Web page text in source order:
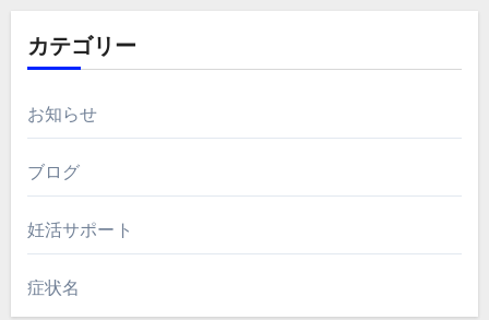
カテゴリー
お知らせ
ブログ
妊活サポート
症状名